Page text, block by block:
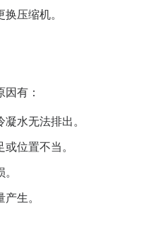
压缩机。
有：
水无法排出。
位置不当。
生。